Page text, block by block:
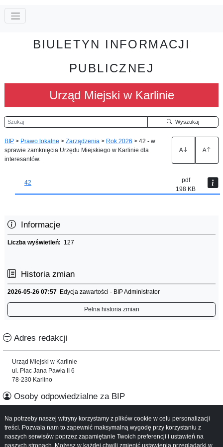
BIULETYN INFORMACJI
PUBLICZNEJ
Urząd Miejski w Karlinie
Szukaj Wyszukaj
BIP > Prawo lokalne > Zarządzenia > Rok 2026 > 42 - w
sprawie zamknięcia Urzędu Miejskiego w Karlinie dla
interesantów.
A A
42
pdf
198 KB
Informacje
Liczba wyświetleń: 127
Historia zmian
2026-05-26 07:57 Edycja zawartości - BIP Administrator
Pełna historia zmian
Adres redakcji
Urząd Miejski w Karlinie
ul. Plac Jana Pawła II 6
78-230 Karlino
Osoby odpowiedzialne za BIP
Informacje o serwisie
Mapa serwisu
Na potrzeby naszej witryny korzystamy z plików cookie w celu personalizacji
treści. Pozwala nam to zapewnić maksymalną wygodę przy korzystaniu z
naszych serwisów poprzez zapamiętanie Twoich preferencji i ustawień na
naszych stronach. Możesz w każdej chwili zmienić ustawienia przeglądarki w